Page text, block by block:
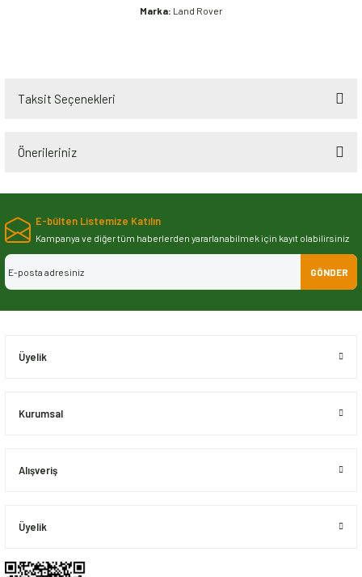
Marka: Land Rover
Taksit Seçenekleri
Önerileriniz
Bu ürünün fiyat bilgisi, resim, ürün açıklamalarında ve diğer konularda
iletebilirsiniz.
Görüş ve önerileriniz için teşekkür ederiz.
Ürün resmi kalitesiz, bozuk veya görüntülenemiyor.
E-bülten Listemize Katılın
Kampanya ve diğer tüm haberlerden yararlanabilmek için kayıt olabilirsiniz
GÖNDER
Üyelik
Kurumsal
Alışveriş
Üyelik